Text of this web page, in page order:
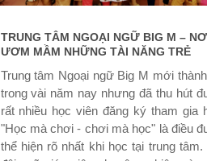
TRUNG TÂM NGOẠI NGỮ BIG M –
ƯƠM MẦM NHỮNG TÀI NĂNG TRẺ
Trung tâm Ngoại ngữ Big M mới
trong vài năm nay nhưng đã thu hút
rất nhiều học viên đăng ký tham gia
"Học mà chơi - chơi mà học" là điều
thể hiện rõ nhất khi học tại trung tâm.